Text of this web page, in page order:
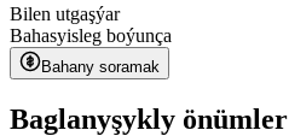
Bilen utgaşýar
Bahasyisleg boýunça
Bahany soramak
Baglanyşykly önümler